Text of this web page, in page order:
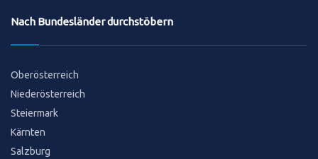
Nach Bundesländer durchstöbern
Oberösterreich
Niederösterreich
Steiermark
Kärnten
Salzburg